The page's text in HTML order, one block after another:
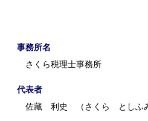
事務所名
さくら税理士事務所
代表者
佐藏 利史 （さくら としふみ